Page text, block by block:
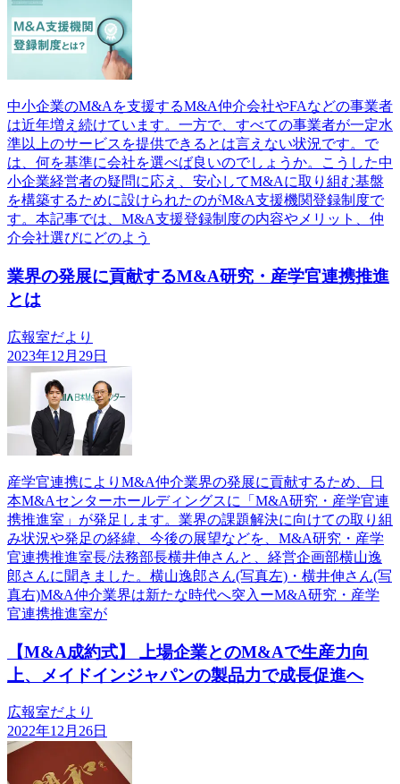
中小企業のM&Aを支援するM&A仲介会社やFAなどの事業者
は近年増え続けています。一方で、すべての事業者が一定水
準以上のサービスを提供できるとは言えない状況です。で
は、何を基準に会社を選べば良いのでしょうか。こうした中
小企業経営者の疑問に応え、安心してM&Aに取り組む基盤
を構築するために設けられたのがM&A支援機関登録制度で
す。本記事では、M&A支援登録制度の内容やメリット、仲
介会社選びにどのよう
業界の発展に貢献するM&A研究・産学官連携推進
とは
広報室だより
2023年12月29日
産学官連携によりM&A仲介業界の発展に貢献するため、日
本M&Aセンターホールディングスに「M&A研究・産学官連
携推進室」が発足します。業界の課題解決に向けての取り組
み状況や発足の経緯、今後の展望などを、M&A研究・産学
官連携推進室長/法務部長横井伸さんと、経営企画部横山逸
郎さんに聞きました。横山逸郎さん(写真左)・横井伸さん(写
真右)M&A仲介業界は新たな時代へ突入ーM&A研究・産学
官連携推進室が
【M&A成約式】 上場企業とのM&Aで生産力向
上、メイドインジャパンの製品力で成長促進へ
広報室だより
2022年12月26日